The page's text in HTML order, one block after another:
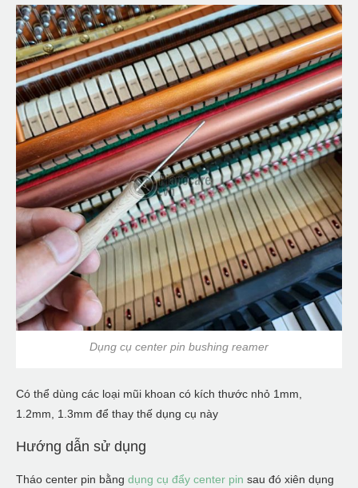
Dụng cụ center pin bushing reamer
Có thể dùng các loại mũi khoan có kích thước nhỏ 1mm,
1.2mm, 1.3mm để thay thế dụng cụ này
Hướng dẫn sử dụng
Tháo center pin bằng dụng cụ đẩy center pin sau đó xiên dụng